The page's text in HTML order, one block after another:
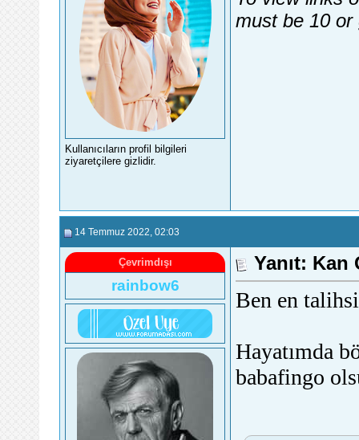
Kullanıcıların profil bilgileri
ziyaretçilere gizlidir.
must be 10 or
14 Temmuz 2022 , 02:03
Çevrimdışı
rainbow6
Yanıt:
Ben en
Hayatımda
babafingo